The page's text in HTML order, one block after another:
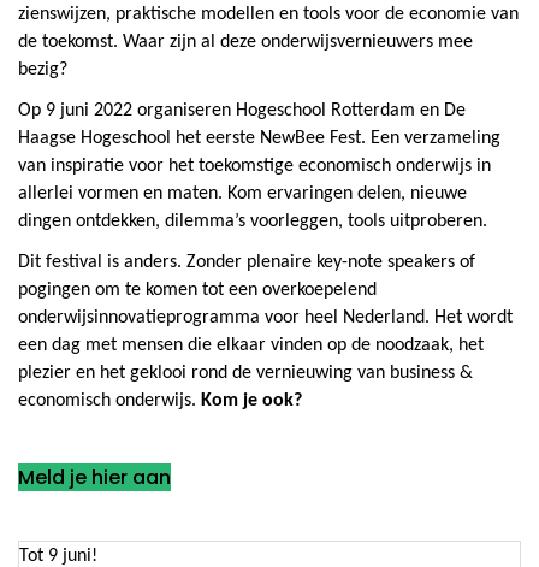
zienswijzen, praktische modellen en tools voor de economie van
de toekomst. Waar zijn al deze onderwijsvernieuwers mee
bezig?
Op 9 juni 2022 organiseren Hogeschool Rotterdam en De
Haagse Hogeschool het eerste NewBee Fest. Een verzameling
van inspiratie voor het toekomstige economisch onderwijs in
allerlei vormen en maten. Kom ervaringen delen, nieuwe
dingen ontdekken, dilemma’s voorleggen, tools uitproberen.
Dit festival is anders. Zonder plenaire key-note speakers of
pogingen om te komen tot een overkoepelend
onderwijsinnovatieprogramma voor heel Nederland. Het wordt
een dag met mensen die elkaar vinden op de noodzaak, het
plezier en het geklooi rond de vernieuwing van business &
economisch onderwijs. Kom je ook?
Meld je hier aan
Tot 9 juni!